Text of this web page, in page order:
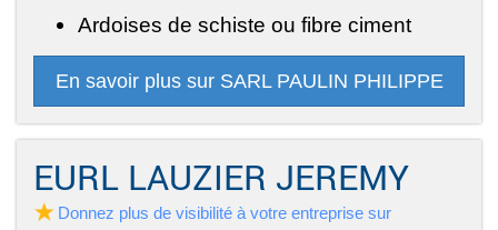
Ardoises de schiste ou fibre ciment
En savoir plus sur SARL PAULIN PHILIPPE
EURL LAUZIER JEREMY
Donnez plus de visibilité à votre entreprise sur